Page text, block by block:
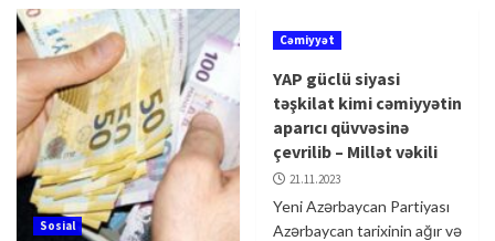
Sosial
Cəmiyyət
YAP güclü siyasi
təşkilat kimi cəmiyyətin
aparıcı qüvvəsinə
çevrilib – Millət vəkili
21.11.2023
Yeni Azərbaycan Partiyası
Azərbaycan tarixinin ağır və